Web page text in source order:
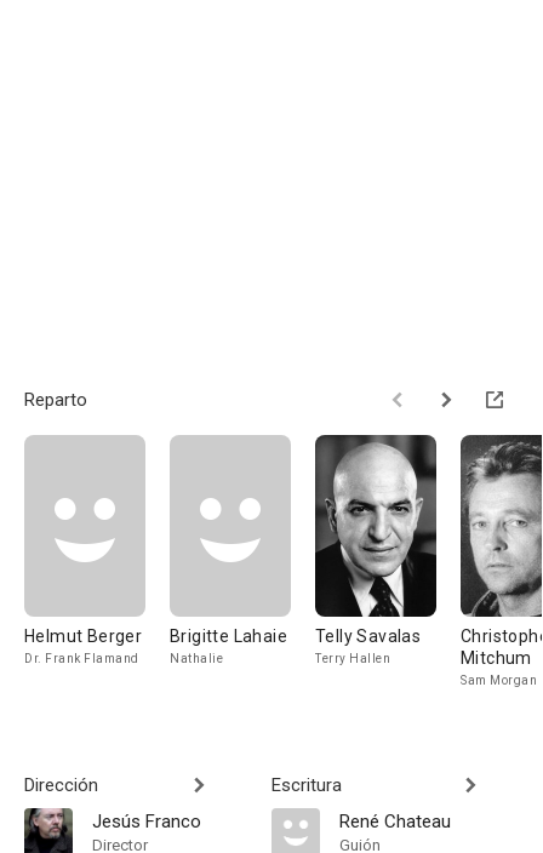
Reparto
Helmut Berger
Dr. Frank Flamand
Brigitte Lahaie
Nathalie
Telly Savalas
Terry Hallen
Mitchum
Sam Morgan
Dirección
Jesús Franco
Director
Escritura
René Chateau
Guión